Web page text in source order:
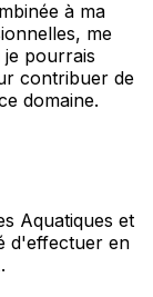
à ma
me
pourrais
contribuer de
domaine.
Aquatiques et
d'effectuer en